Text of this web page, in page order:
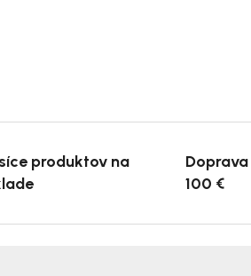
produktov na
100 €